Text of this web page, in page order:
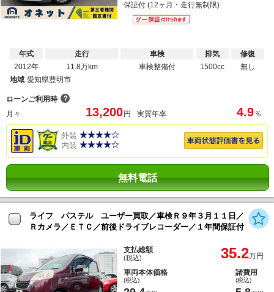
保証付 (12ヶ月・走行無制限)
年式
2012年
走行
11.8万km
車検
車検整備付
排気
1500cc
修復
無し
地域 愛知県豊明市
ローンご利用時 ？
月々
13,200円 実質年率 4.9 ％
外装
内装
無料電話
ライフ パステル ユーザー買取／車検Ｒ９年３月１１日／
Ｒカメラ／ＥＴＣ／前後ドライブレコーダー／１年間保証付
支払総額
(税込) 35.2万円
車両本体価格
(税込)
諸費用
(税込)